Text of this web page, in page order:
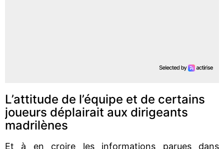
L’attitude de l’équipe et de certains
joueurs déplairait aux dirigeants
madrilènes
Et à en croire les informations parues dans